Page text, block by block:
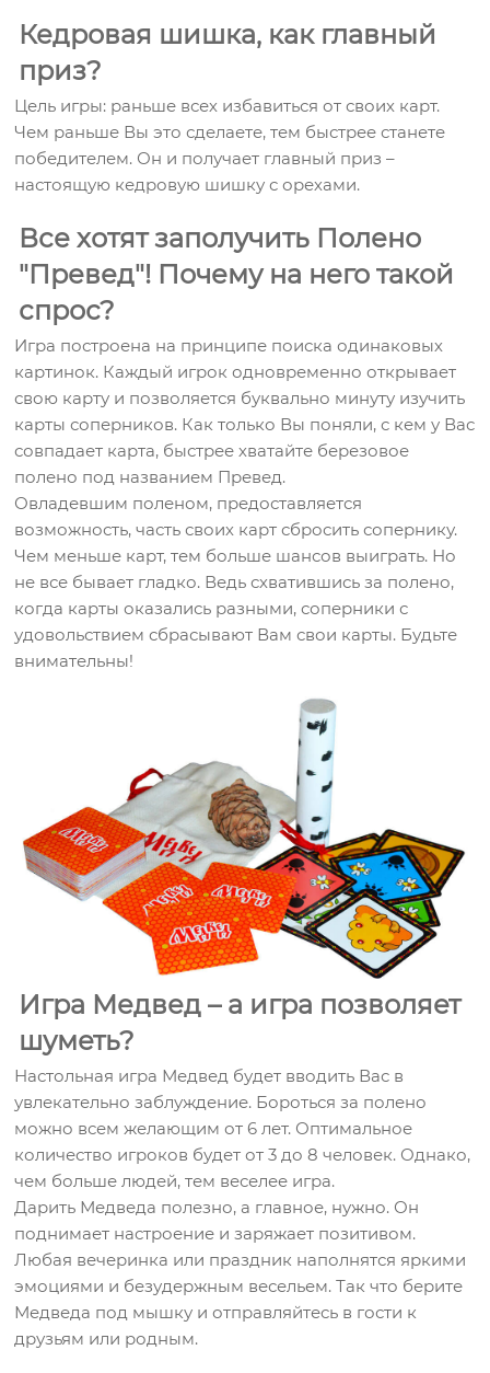
Кедровая шишка, как главный
приз?
Цель игры: раньше всех избавиться от своих карт.
Чем раньше Вы это сделаете, тем быстрее станете
победителем. Он и получает главный приз –
настоящую кедровую шишку с орехами.
Все хотят заполучить Полено
"Превед"! Почему на него такой
спрос?
Игра построена на принципе поиска одинаковых
картинок. Каждый игрок одновременно открывает
свою карту и позволяется буквально минуту изучить
карты соперников. Как только Вы поняли, с кем у Вас
совпадает карта, быстрее хватайте березовое
полено под названием Превед.
Овладевшим поленом, предоставляется
возможность, часть своих карт сбросить сопернику.
Чем меньше карт, тем больше шансов выиграть. Но
не все бывает гладко. Ведь схватившись за полено,
когда карты оказались разными, соперники с
удовольствием сбрасывают Вам свои карты. Будьте
внимательны!
Игра Медвед – а игра позволяет
шуметь?
Настольная игра Медвед будет вводить Вас в
увлекательно заблуждение. Бороться за полено
можно всем желающим от 6 лет. Оптимальное
количество игроков будет от 3 до 8 человек. Однако,
чем больше людей, тем веселее игра.
Дарить Медведа полезно, а главное, нужно. Он
поднимает настроение и заряжает позитивом.
Любая вечеринка или праздник наполнятся яркими
эмоциями и безудержным весельем. Так что берите
Медведа под мышку и отправляйтесь в гости к
друзьям или родным.